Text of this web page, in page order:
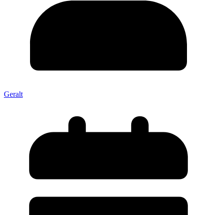
Geralt